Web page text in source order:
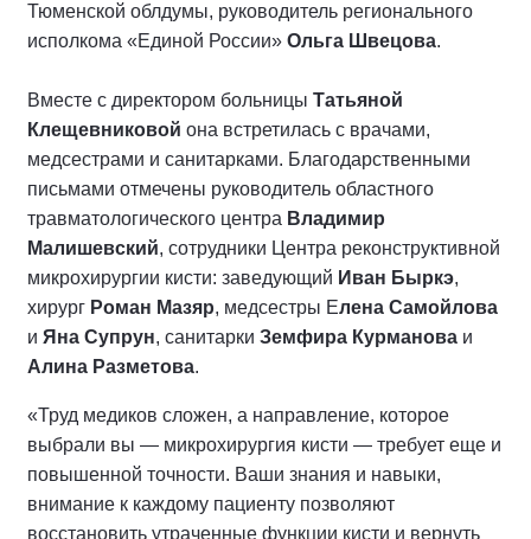
Тюменской облдумы, руководитель регионального
исполкома «Единой России» Ольга Швецова.
Вместе с директором больницы Татьяной
Клещевниковой она встретилась с врачами,
медсестрами и санитарками. Благодарственными
письмами отмечены руководитель областного
травматологического центра Владимир
Малишевский, сотрудники Центра реконструктивной
микрохирургии кисти: заведующий Иван Быркэ,
хирург Роман Мазяр, медсестры Елена Самойлова
и Яна Супрун, санитарки Земфира Курманова и
Алина Разметова.
«Труд медиков сложен, а направление, которое
выбрали вы — микрохирургия кисти — требует еще и
повышенной точности. Ваши знания и навыки,
внимание к каждому пациенту позволяют
восстановить утраченные функции кисти и вернуть